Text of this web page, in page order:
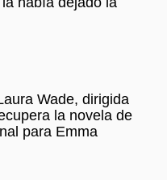
Wade, dirigida
la novela de
para Emma